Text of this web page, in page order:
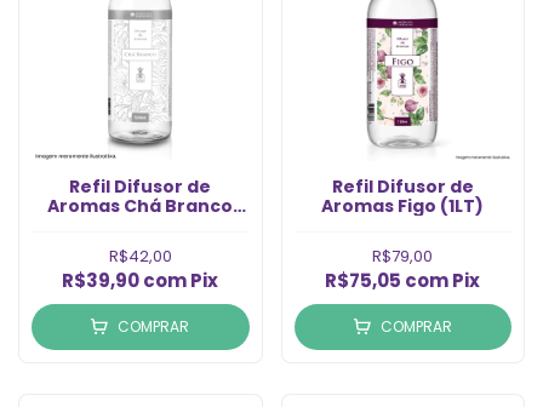
Refil Difusor de
Aromas Chá Branco
R$42,00
R$39,90comPix
COMPRAR
Refil Difusor de
Aromas Figo (1LT)
R$79,00
R$75,05 comPix
COMPRAR